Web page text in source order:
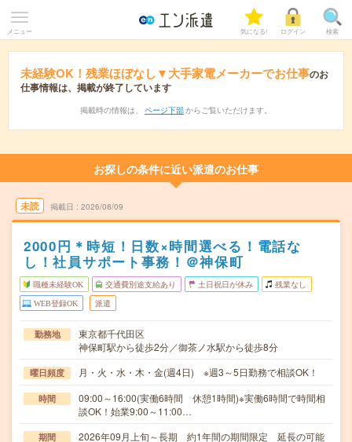
メニュー 気になる! ログイン 検索
未経験OK！残業ほぼなし▼大手家電メーカーでお仕事のお
仕事情報は、掲載が終了しています
掲載時の情報は、 ページ下部 からご覧いただけます。
お探しの条件に近い派遣のお仕事
未読 掲載日 2026/08/09
2000円＊時短！日数×時間選べる！電話な
し！社員サポート事務！＠神保町
職種未経験OK 交通費別途支給あり 土日祝日が休み 残業なし
WEB登録OK 派遣
勤務地
東京都千代田区
神保町駅から徒歩2分／御茶ノ水駅から徒歩8分
曜日頻度 月・火・水・木・金(週4日) ※週3～5日勤務で相談OK！
時間
09:00～16:00(実働6時間 休憩1時間)※実働6時間で時間相
談OK！始業9:00～11:00…
期間
2026年09月上旬～長期 約1年間の期間限定 延長の可能